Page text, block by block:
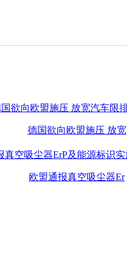
德国欲向欧盟施压 放宽
欧盟通报真空吸尘器Er